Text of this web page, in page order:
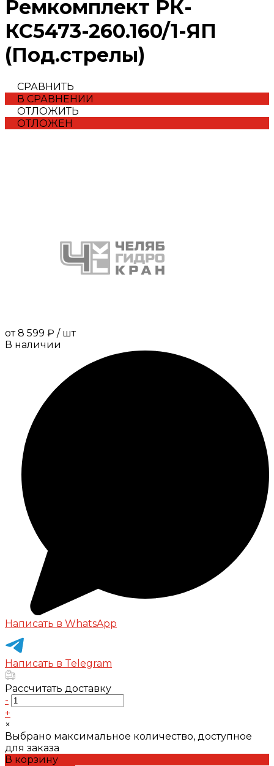
Ремкомплект РК-
КС5473-260.160/1-ЯП
(Под.стрелы)
СРАВНИТЬ
В СРАВНЕНИИ
ОТЛОЖИТЬ
ОТЛОЖЕН
от 8 599 ₽ / шт
В наличии
Написать в WhatsApp
Написать в Telegram
Рассчитать доставку
-
+
×
Выбрано максимальное количество, доступное
для заказа
В корзину